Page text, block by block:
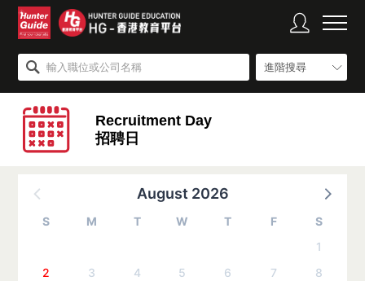
進階搜尋
Recruitment Day
招聘日
August 2026
S M T W T F
S
1
2
3 4 5 6 7
8